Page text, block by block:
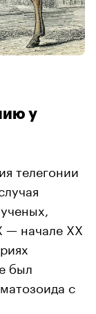
у
телегонии
ученых,
— начале XX
был
с